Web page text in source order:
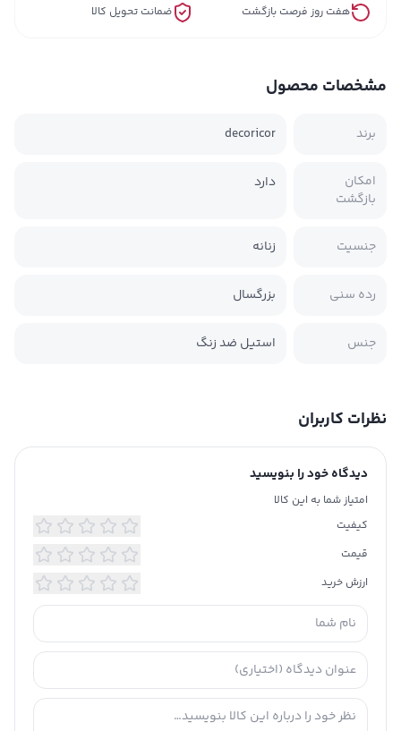
هفت روز فرصت بازگشت ضمانت تحویل کالا
مشخصات محصول
برند decoricor
امکان
بازگشت
دارد
جنسیت زنانه
رده سنی بزرگسال
جنس استیل ضد زنگ
نظرات کاربران
دیدگاه خود را بنویسید
امتیاز شما به این کالا
کیفیت
قیمت
ارزش خرید